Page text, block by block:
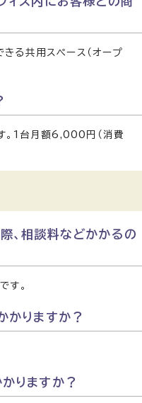
る共用スペース（オープ
。1台月額6,000円（消費
、相談料などかかるの
す。
かりますか？
りますか？